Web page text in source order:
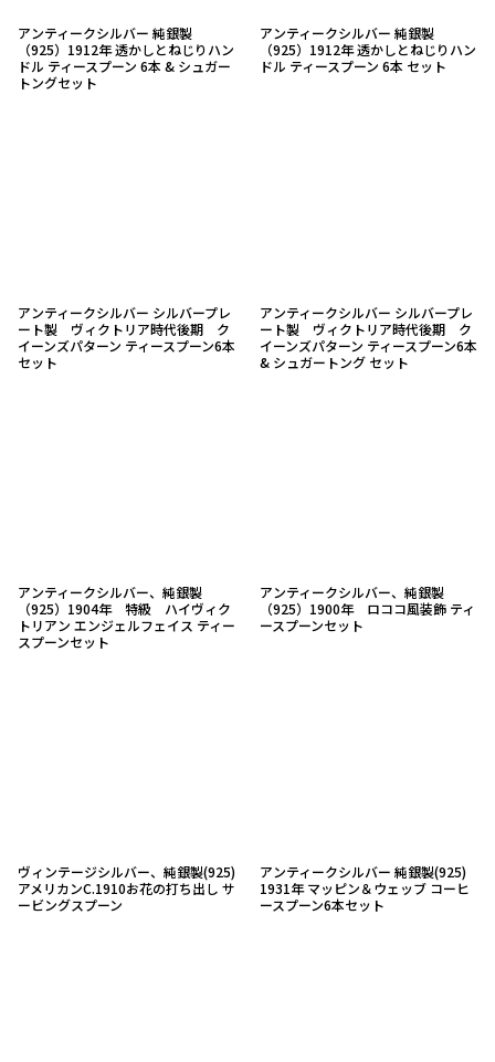
アンティークシルバー 純銀製
（925）1912年 透かしとねじりハン
ドル ティースプーン 6本 & シュガー
トングセット
アンティークシルバー 純銀製
（925）1912年 透かしとねじりハン
ドル ティースプーン 6本 セット
アンティークシルバー シルバープレ
ート製 ヴィクトリア時代後期 ク
イーンズパターン ティースプーン6本
セット
アンティークシルバー シルバープレ
ート製 ヴィクトリア時代後期 ク
イーンズパターン ティースプーン6本
& シュガートング セット
アンティークシルバー、純銀製
（925）1904年 特級 ハイヴィク
トリアン エンジェルフェイス ティー
スプーンセット
アンティークシルバー、純銀製
（925）1900年 ロココ風装飾 ティ
ースプーンセット
ヴィンテージシルバー、純銀製(925)
アメリカンC.1910お花の打ち出し サ
ービングスプーン
アンティークシルバー 純銀製(925)
1931年 マッピン＆ウェッブ コーヒ
ースプーン6本セット